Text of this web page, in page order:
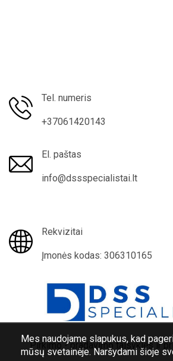
Tel. numeris
+37061420143
El. paštas
info@dssspecialistai.lt
Rekvizitai
Įmonės kodas: 306310165
Pirkimo - pradavimo taisyklės ir
Mes naudojame slapukus, kad
mūsų svetainėje. Naršydami šioje